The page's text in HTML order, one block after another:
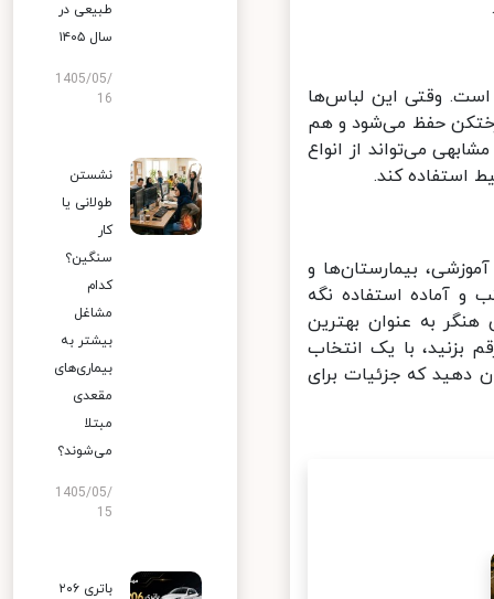
وقتی این لباس‌ها
حفظ می‌شود و هم
می‌تواند از انواع
استفاده کند.
بیمارستان‌ها و
آماده استفاده نگه
به عنوان بهترین
با یک انتخاب
که جزئیات برای
طبیعی در
سال ۱۴۰۵
1405/05/
16
نشستن
طولانی یا
کار
سنگین؟
کدام
مشاغل
بیشتر به
بیماری‌های
مقعدی
مبتلا
می‌شوند؟
1405/05/
15
باتری ۲۰۶